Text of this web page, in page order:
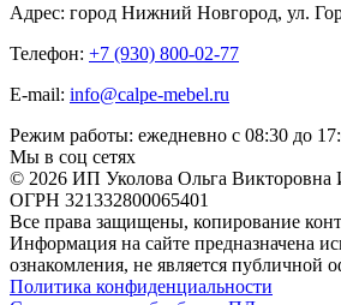
Адрес: город Нижний Новгород, ул.
Телефон: +7 (930) 800-02-77
E-mail: info@calpe-mebel.ru
Режим работы: ежедневно с 08:30 до
Мы в соц сетях
© 2026 ИП Уколова Ольга
ОГРН 321332800065401
Все права защищены, копирование
Информация на сайте предназначена
ознакомления, не является публичной
Политика конфиденциальности